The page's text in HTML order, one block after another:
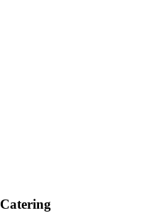
Catering